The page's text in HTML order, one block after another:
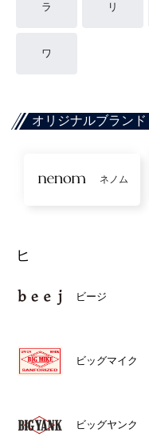
ラ リ
ワ
オリジナルブランド
ネノム
ヒ
ビージ
ビッグマイク
ビッグヤンク